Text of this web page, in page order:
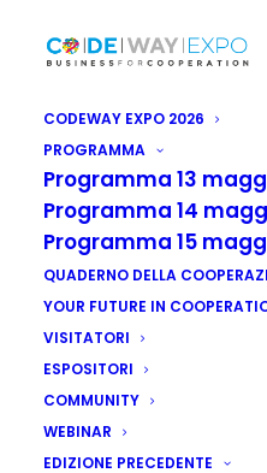
CODEWAY EXPO 2026
PROGRAMMA
Programma 13
Programma 14
Programma 15
QUADERNO DELLA
YOUR FUTURE IN
VISITATORI
ESPOSITORI
COMMUNITY
WEBINAR
EDIZIONE PRECEDENTE